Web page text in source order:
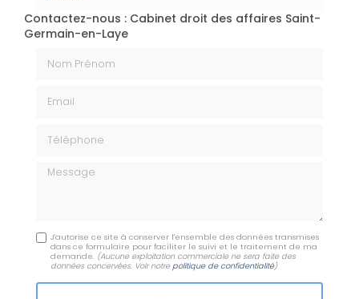
Contactez-nous : Cabinet droit des affaires Saint-
Germain-en-Laye
Message
J'autorise ce site à conserver l'ensemble des données transmises
dans ce formulaire pour faciliter le suivi et le traitement de ma
demande. (Aucune exploitation commerciale ne sera faite des
données concervées. Voir notrepolitique de confidentialité)